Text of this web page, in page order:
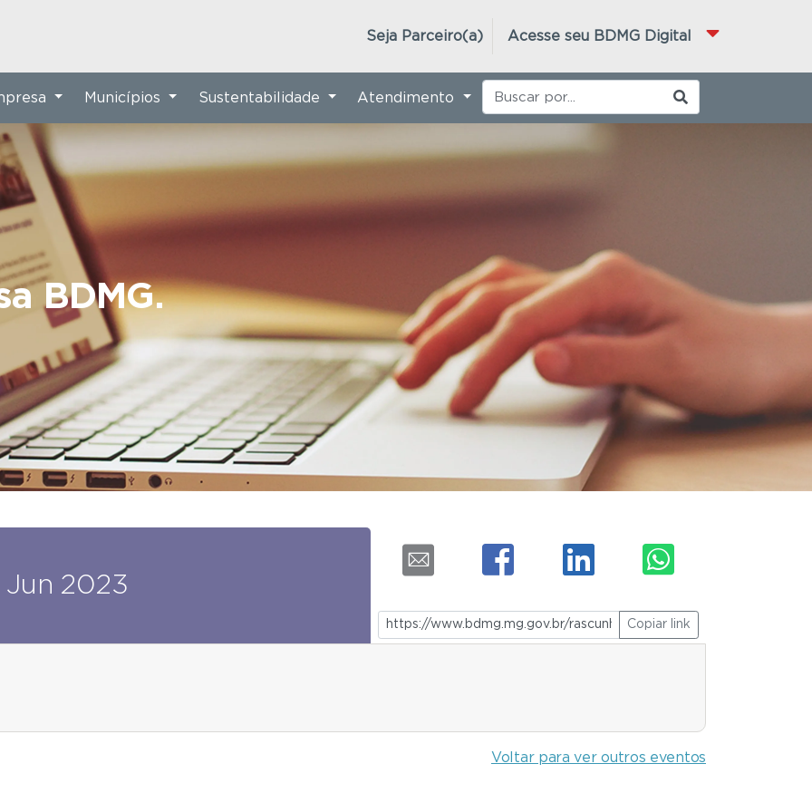
Acesse seu BDMG Digital
Seja Parceiro(a)
BDMG.
Municípios Sustentabilidade Atendimento
Jun 2023
Copiar link
Voltar para ver outros eventos